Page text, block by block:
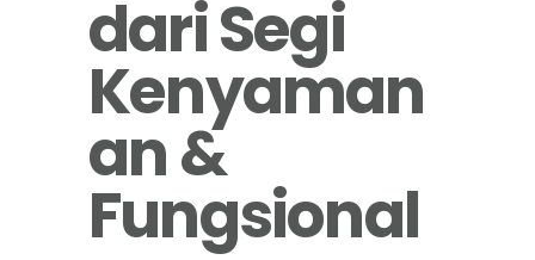
dari Segi
Kenyaman
an &
Fungsional